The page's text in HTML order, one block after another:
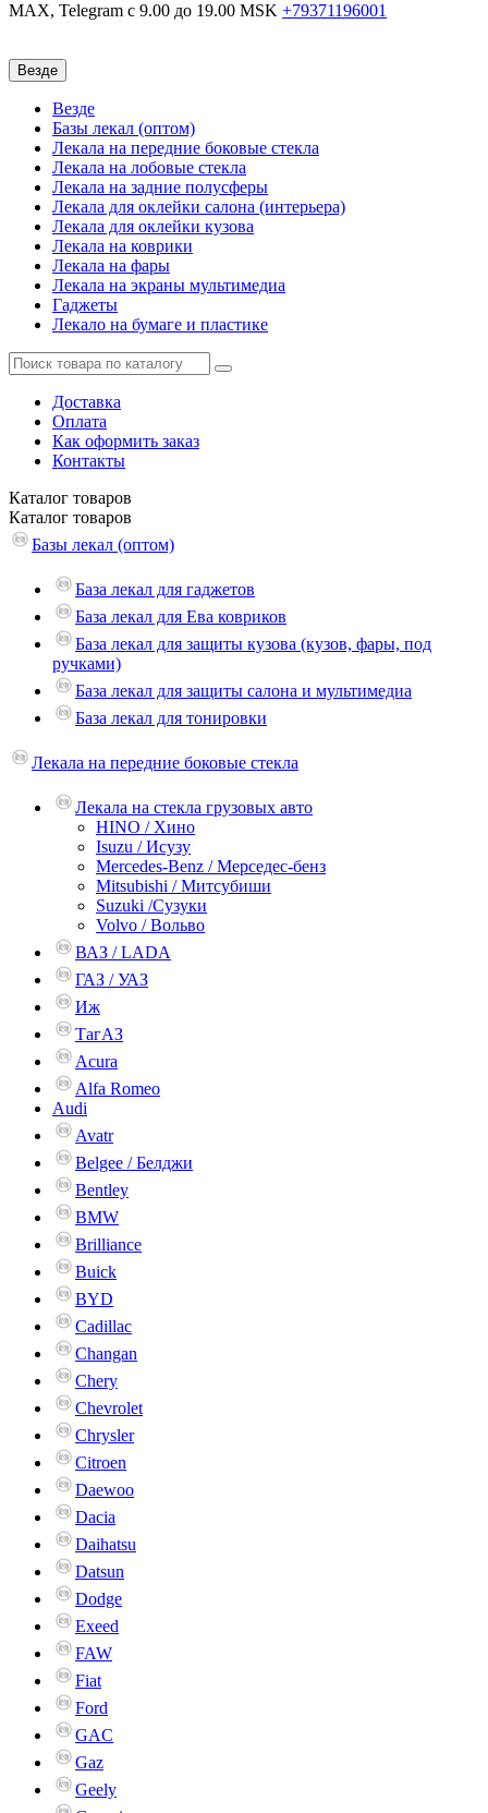
MAX, Telegram с 9.00 до 19.00 MSK +79371196001
Везде
Везде
Базы лекал (оптом)
Лекала на передние боковые стекла
Лекала на лобовые стекла
Лекала на задние полусферы
Лекала для оклейки салона (интерьера)
Лекала для оклейки кузова
Лекала на коврики
Лекала на фары
Лекала на экраны мультимедиа
Гаджеты
Лекало на бумаге и пластике
Доставка
Оплата
Как оформить заказ
Контакты
Каталог товаров
Каталог товаров
Базы лекал (оптом)
База лекал для гаджетов
База лекал для Ева ковриков
База лекал для защиты кузова (кузов, фары, под
ручками)
База лекал для защиты салона и мультимедиа
База лекал для тонировки
Лекала на передние боковые стекла
Лекала на стекла грузовых авто
HINO / Хино
Isuzu / Исузу
Mercedes-Benz / Мерседес-бенз
Mitsubishi / Митсубиши
Suzuki /Сузуки
Volvo / Вольво
ВАЗ / LADA
ГАЗ / УАЗ
Иж
ТагАЗ
Acura
Alfa Romeo
Audi
Avatr
Belgee / Белджи
Bentley
BMW
Brilliance
Buick
BYD
Cadillac
Changan
Chery
Chevrolet
Chrysler
Citroen
Daewoo
Dacia
Daihatsu
Datsun
Dodge
Exeed
FAW
Fiat
Ford
GAC
Gaz
Geely